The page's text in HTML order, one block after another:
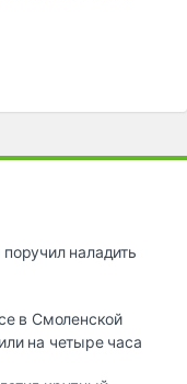
наладить
в Смоленской
на четыре часа